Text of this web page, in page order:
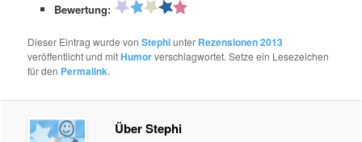
Bewertung:
Dieser Eintrag wurde vonStephiunter Rezensionen 2013
veröffentlicht und mitHumorverschlagwortet. Setze ein Lesezeichen
für den Permalink.
Über Stephi